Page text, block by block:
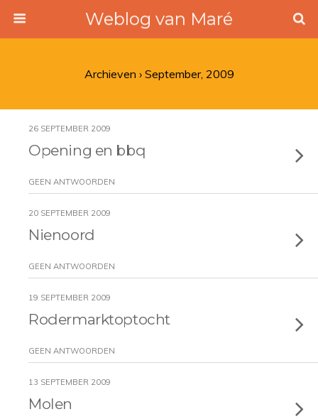
Weblog van Maré
Archieven › September, 2009
26 SEPTEMBER 2009
Opening en bbq
GEEN ANTWOORDEN
20 SEPTEMBER 2009
Nienoord
GEEN ANTWOORDEN
19 SEPTEMBER 2009
Rodermarktoptocht
GEEN ANTWOORDEN
13 SEPTEMBER 2009
Molen